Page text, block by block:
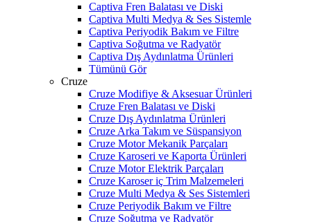
Captiva Fren Balatası ve Diski
Captiva Multi Medya & Ses Sistemle
Captiva Periyodik Bakım ve Filtre
Captiva Soğutma ve Radyatör
Captiva Dış Aydınlatma Ürünleri
Tümünü Gör
Cruze
Cruze Modifiye & Aksesuar Ürünleri
Cruze Fren Balatası ve Diski
Cruze Dış Aydınlatma Ürünleri
Cruze Arka Takım ve Süspansiyon
Cruze Motor Mekanik Parçaları
Cruze Karoseri ve Kaporta Ürünleri
Cruze Motor Elektrik Parçaları
Cruze Karoser iç Trim Malzemeleri
Cruze Multi Medya & Ses Sistemleri
Cruze Periyodik Bakım ve Filtre
Cruze Soğutma ve Radyatör